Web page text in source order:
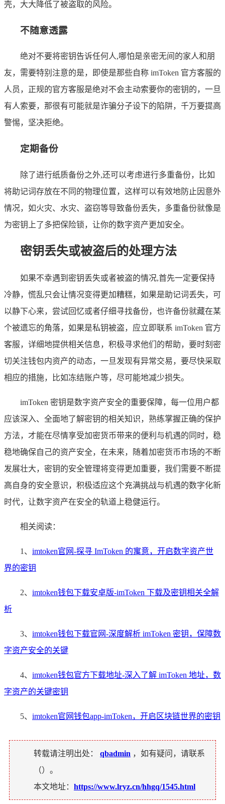
壳，大大降低了被盗取的风险。
不随意透露
绝对不要将密钥告诉任何人,哪怕是亲密无间的家人和朋
友，需要特别注意的是，即使是那些自称 imToken 官方客服的
人员，正规的官方客服是绝对不会主动索要你的密钥的，一旦
有人索要，那很有可能就是诈骗分子设下的陷阱，千万要提高
警惕，坚决拒绝。
定期备份
除了进行纸质备份之外,还可以考虑进行多重备份，比如
将助记词存放在不同的物理位置，这样可以有效地防止因意外
情况，如火灾、水灾、盗窃等导致备份丢失，多重备份就像是
为密钥上了多把保险锁，让你的数字资产更加安全。
密钥丢失或被盗后的处理方法
如果不幸遇到密钥丢失或者被盗的情况,首先一定要保持
冷静，慌乱只会让情况变得更加糟糕，如果是助记词丢失，可
以静下心来，尝试回忆或者仔细寻找备份，也许备份就藏在某
个被遗忘的角落，如果是私钥被盗，应立即联系 imToken 官方
客服，详细地提供相关信息，积极寻求他们的帮助，要时刻密
切关注钱包内资产的动态，一旦发现有异常交易，要尽快采取
相应的措施，比如冻结账户等，尽可能地减少损失。
imToken 密钥是数字资产安全的重要保障，每一位用户都
应该深入、全面地了解密钥的相关知识，熟练掌握正确的保护
方法，才能在尽情享受加密货币带来的便利与机遇的同时，稳
稳地确保自己的资产安全，在未来，随着加密货币市场的不断
发展壮大，密钥的安全管理将变得更加重要，我们需要不断提
高自身的安全意识，积极适应这个充满挑战与机遇的数字化新
时代，让数字资产在安全的轨道上稳健运行。
相关阅读：
1、 imtoken官网-探寻 ImToken 的寓意，开启数字资产世
界的密钥
2、 imtoken钱包下载安卓版-imToken 下载及密钥相关全解
析
3、 imtoken钱包下载官网-深度解析 imToken 密钥，保障数
字资产安全的关键
4、 imtoken钱包官方下载地址-深入了解 imToken 地址，数
字资产的关键密钥
5、 imtoken官网钱包app-imToken，开启区块链世界的密钥
转载请注明出处： qbadmin ，如有疑问，请联系
（）。
本文地址： https://www.lryz.cn/hhgq/1545.html